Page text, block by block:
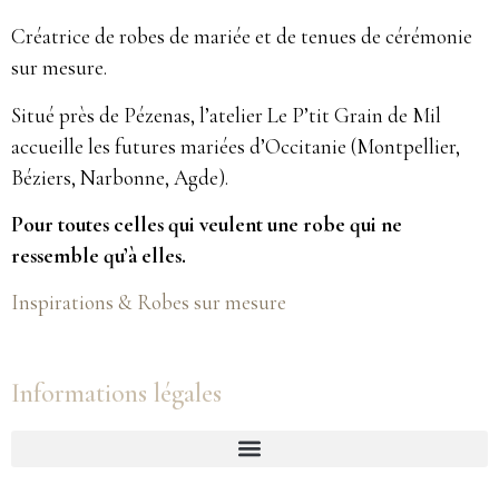
Créatrice de robes de mariée et de tenues de cérémonie
sur mesure.
Situé près de Pézenas, l’atelier Le P’tit Grain de Mil
accueille les futures mariées d’Occitanie (Montpellier,
Béziers, Narbonne, Agde).
Pour toutes celles qui veulent une robe qui ne
ressemble qu’à elles.
Inspirations & Robes sur mesure
Informations légales